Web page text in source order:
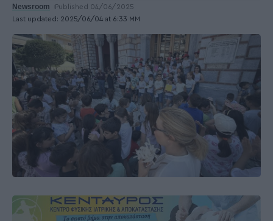
Last updated: 2025/06/04 at 6:33 ΜΜ
Newsroom Published 04/06/2025